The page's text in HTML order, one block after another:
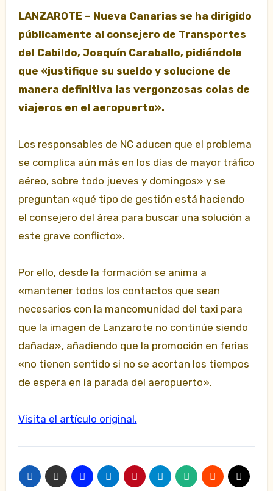
LANZAROTE – Nueva Canarias se ha dirigido
públicamente al consejero de Transportes
del Cabildo, Joaquín Caraballo, pidiéndole
que «justifique su sueldo y solucione de
manera definitiva las vergonzosas colas de
viajeros en el aeropuerto».
Los responsables de NC aducen que el problema
se complica aún más en los días de mayor tráfico
aéreo, sobre todo jueves y domingos» y se
preguntan «qué tipo de gestión está haciendo
el consejero del área para buscar una solución a
este grave conflicto».
Por ello, desde la formación se anima a
«mantener todos los contactos que sean
necesarios con la mancomunidad del taxi para
que la imagen de Lanzarote no continúe siendo
dañada», añadiendo que la promoción en ferias
«no tienen sentido si no se acortan los tiempos
de espera en la parada del aeropuerto».
Visita el artículo original.